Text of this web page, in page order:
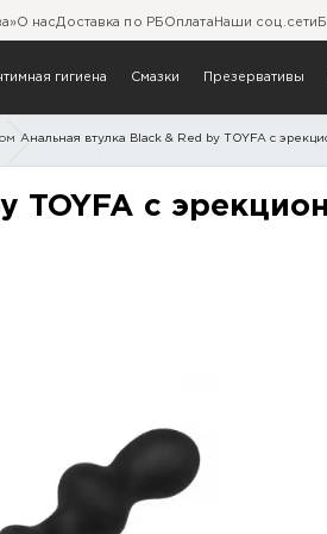
О насДоставка по РБ Оплата Наши соц.сети
гигиена Смазки Презервативы
Анальная втулка Black & Red by TOYFA с
by TOYFA
TOYFA с